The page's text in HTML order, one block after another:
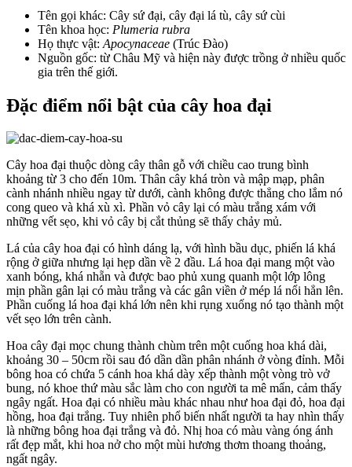
Tên gọi khác: Cây sứ đại, cây đại lá tù, cây sứ cùi
Tên khoa học: Plumeria rubra
Họ thực vật: Apocynaceae (Trúc Đào)
Nguồn gốc: từ Châu Mỹ và hiện này được trồng ở nhiều quốc
gia trên thế giới.
Đặc điểm nổi bật của cây hoa đại
Cây hoa đại thuộc dòng cây thân gỗ với chiều cao trung bình
khoảng từ 3 cho đến 10m. Thân cây khá tròn và mập mạp, phân
cành nhánh nhiều ngay từ dưới, cành không được thẳng cho lắm nó
cong queo và khá xù xì. Phần vỏ cây lại có màu trắng xám với
những vết sẹo, khi vỏ cây bị cắt thủng sẽ thấy chảy mủ.
Lá của cây hoa đại có hình dáng lạ, với hình bầu dục, phiến lá khá
rộng ở giữa nhưng lại hẹp dần về 2 đầu. Lá hoa đại mang một vào
xanh bóng, khá nhẵn và được bao phủ xung quanh một lớp lông
mịn phần gân lại có màu trắng và các gân viền ở mép lá nổi hẳn lên.
Phần cuống lá hoa đại khá lớn nên khi rụng xuống nó tạo thành một
vết sẹo lớn trên cành.
Hoa cây đại mọc chung thành chùm trên một cuống hoa khá dài,
khoảng 30 – 50cm rồi sau đó dần dần phân nhánh ở vòng đỉnh. Mỗi
bông hoa có chứa 5 cánh hoa khá dày xếp thành một vòng trò vở
bung, nó khoe thứ màu sắc làm cho con người ta mê mẩn, cảm thấy
ngây ngất. Hoa đại có nhiều màu khác nhau như hoa đại đỏ, hoa đại
hồng, hoa đại trắng. Tuy nhiên phổ biến nhất người ta hay nhìn thấy
là những bông hoa đại trắng và đỏ. Nhị hoa có màu vàng óng ánh
rất đẹp mắt, khi hoa nở cho một mùi hương thơm thoang thoảng,
ngất ngây.